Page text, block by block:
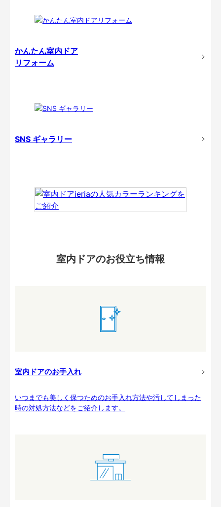
かんたん室内ドア
リフォーム
SNS ギャラリー
室内ドアのお役立ち情報
室内ドアのお手入れ
いつまでも美しく保つためのお手入れ方法や汚してしまった
時の対処方法などをご紹介します。